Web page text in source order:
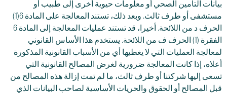
بيانات التأمين الصحي أو معلومات حيوية أخرى إلى طبيب أو
مستشفى أو طرف ثالث. وبعد ذلك، تستند المعالجة على المادة 6(1)
الحرف د من اللائحة. أخيرا، قد تستند عمليات المعالجة إلى المادة 6
الفقرة (1) الحرف ف من اللائحة. يستخدم هذا الأساس القانوني
لمعالجة العمليات التي لا يغطيها أي من الأسباب القانونية المذكورة
أعلاه، إذا كانت المعالجة ضرورية لغرض المصالح القانونية التي
تسعى إليها شركتنا أو طرف ثالث، ما لم تمت إزالة هذه المصالح من
قبل المصالح أو الحقوق والحريات الأساسية لصاحب البيانات الذي